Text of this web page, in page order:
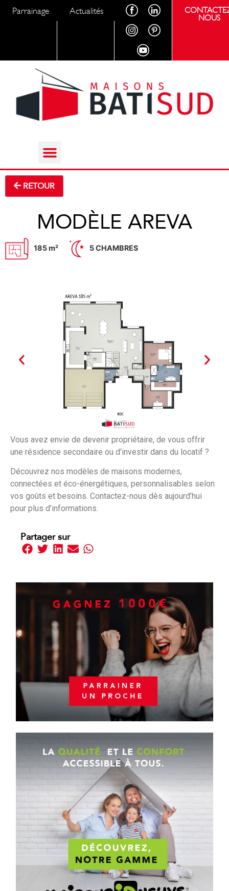
Parrainage Actualités
NOUS
RETOUR
MODÈLE AREVA
185 m² 5 CHAMBRES
Vous avez envie de devenir propriétaire, de vous offrir
une résidence secondaire ou d’investir dans du locatif ?
Découvrez nos modèles de maisons modernes,
connectées et éco-énergétiques, personnalisables selon
vos goûts et besoins. Contactez-nous dès aujourd’hui
pour plus d’informations.
Partager sur